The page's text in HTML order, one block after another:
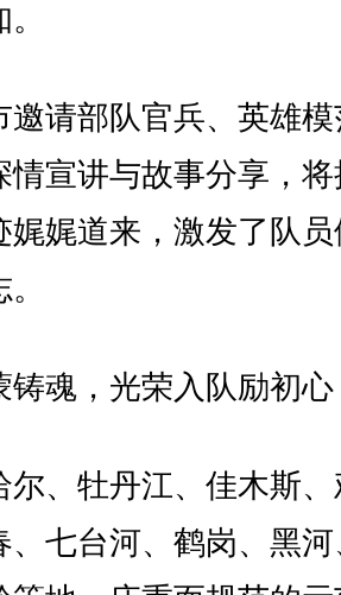
请部队官兵、英雄模
情宣讲与故事分享，
娓娓道来，激发了队
魂，光荣入队励初心
、牡丹江、佳木斯、
、七台河、鹤岗、黑